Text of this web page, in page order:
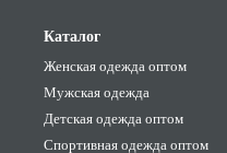
Каталог
Женская одежда оптом
Мужская одежда
Детская одежда оптом
Спортивная одежда оптом